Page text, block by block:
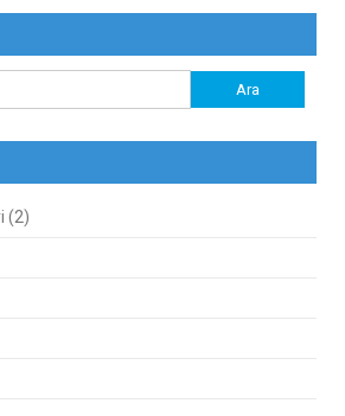
(2)